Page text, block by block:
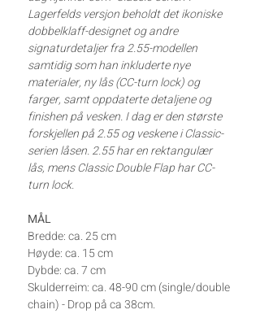
Lagerfelds versjon beholdt det ikoniske
dobbelklaff-designet og andre
signaturdetaljer fra 2.55-modellen
samtidig som han inkluderte nye
materialer, ny lås (CC-turn lock) og
farger, samt oppdaterte detaljene og
finishen på vesken. I dag er den største
forskjellen på 2.55 og veskene i Classic-
serien låsen. 2.55 har en rektangulær
lås, mens Classic Double Flap har CC-
turn lock.
MÅL
Bredde: ca. 25 cm
Høyde: ca. 15 cm
Dybde: ca. 7 cm
Skulderreim: ca. 48-90 cm (single/double
chain) - Drop på ca 38cm.